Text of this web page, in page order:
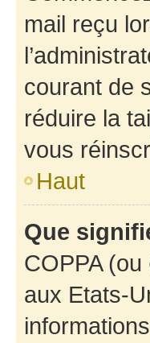
mail reçu
courant de
réduire la
vous
Haut
Que
COPPA (ou
aux Etats-